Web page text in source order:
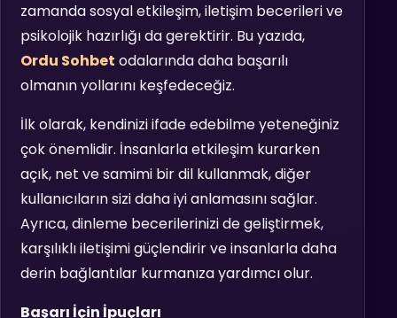
zamanda sosyal etkileşim, iletişim becerileri ve
psikolojik hazırlığı da gerektirir. Bu yazıda,
Ordu Sohbet odalarında daha başarılı
olmanın yollarını keşfedeceğiz.
İlk olarak, kendinizi ifade edebilme yeteneğiniz
çok önemlidir. İnsanlarla etkileşim kurarken
açık, net ve samimi bir dil kullanmak, diğer
kullanıcıların sizi daha iyi anlamasını sağlar.
Ayrıca, dinleme becerilerinizi de geliştirmek,
karşılıklı iletişimi güçlendirir ve insanlarla daha
derin bağlantılar kurmanıza yardımcı olur.
Başarı İçin İpuçları